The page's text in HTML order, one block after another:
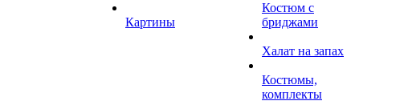
Картины
Костюм с
бриджами
Халат на запах
Костюмы,
комплекты